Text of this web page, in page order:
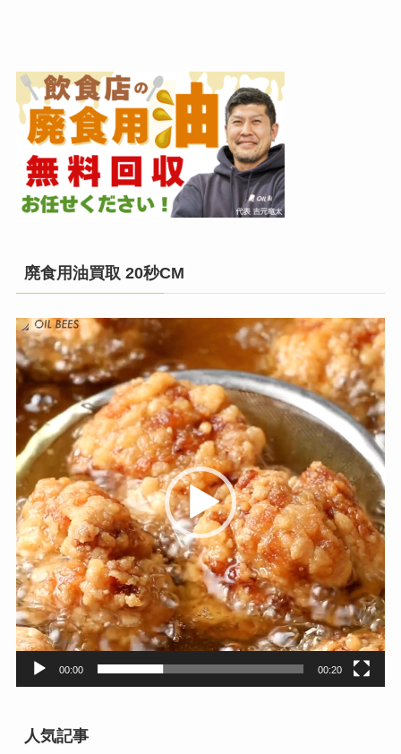
廃食用油買取 20秒CM
動
画
プ
レ
ー
ヤ
ー
00:00 00:20
人気記事